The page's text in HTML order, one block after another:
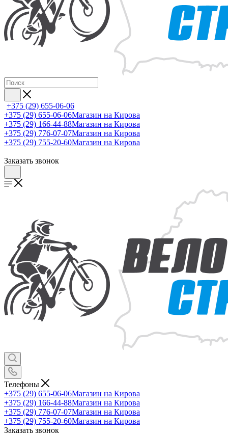
+375 (29) 655-06-06
+375 (29) 655-06-06Магазин на Кирова
+375 (29) 166-44-88Магазин на Кирова
+375 (29) 776-07-07Магазин на Кирова
+375 (29) 755-20-60Магазин на Кирова
Заказать звонок
Телефоны
+375 (29) 655-06-06Магазин на Кирова
+375 (29) 166-44-88Магазин на Кирова
+375 (29) 776-07-07Магазин на Кирова
+375 (29) 755-20-60Магазин на Кирова
Заказать звонок